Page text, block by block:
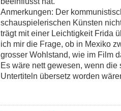
Anmerkungen: Der
schauspielerischen Künsten
trägt mit einer Leichtigkeit Frida
ich mir die Frage, ob in Mexiko
grosser Wohlstand, wie im Film
Es wäre nett gewesen, wenn
Untertiteln übersetz worden